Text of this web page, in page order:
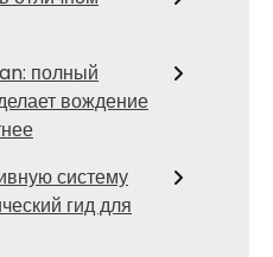
полный
вождение
систему
гид для